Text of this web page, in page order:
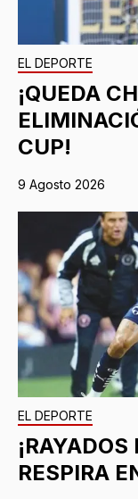
EL DEPORTE
¡QUEDA
CUP!
9 Agosto 2026
EL DEPORTE
RESPIRA